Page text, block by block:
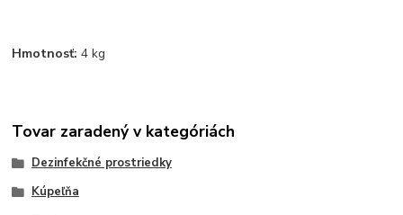
Hmotnosť: 4 kg
Tovar zaradený v kategóriách
Dezinfekčné prostriedky
Kúpeľňa